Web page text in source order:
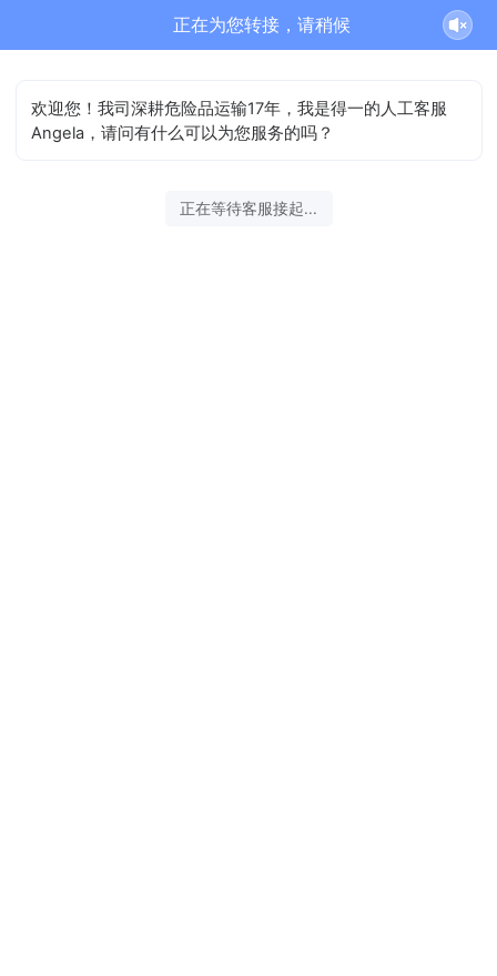
正在为您转接，请稍候
欢迎您！我司深耕危险品运输17年，我是得一的人工客服
Angela，请问有什么可以为您服务的吗？
正在等待客服接起...